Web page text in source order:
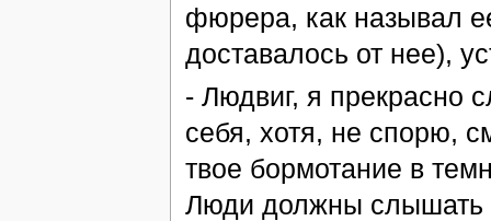
фюрера, как называл
доставалось от нее),
- Людвиг, я прекрасно
себя, хотя, не спорю,
твое бормотание в
Люди должны слышать